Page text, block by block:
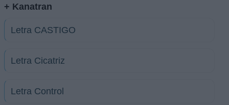
+ Kanatran
Letra CASTIGO
Letra Cicatriz
Letra Control